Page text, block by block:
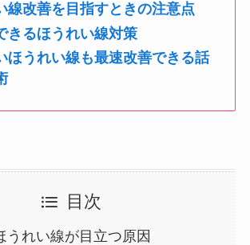
線改善を目指すときの注意点
きるほうれい線対策
ほうれい線も最速改善できる話
目次
うれい線が目立つ原因